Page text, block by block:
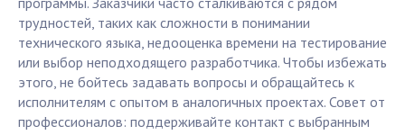
трудностей, таких как сложности в понимании
технического языка, недооценка времени на тестирование
или выбор неподходящего разработчика. Чтобы избежать
этого, не бойтесь задавать вопросы и обращайтесь к
исполнителям с опытом в аналогичных проектах. Совет от
профессионалов: поддерживайте контакт с выбранным